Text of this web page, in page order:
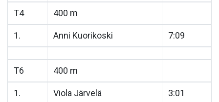
T4 400 m
1. Anni Kuorikoski 7:09
T6 400 m
1. Viola Järvelä 3:01